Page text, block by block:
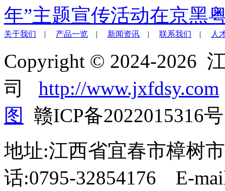
年”主题宣传活动在京黑
关于我们 | 产品一览 | 新闻资讯 | 联系我们 | 人
Copyright © 2024-2026
司 http://www.jxfdsy.com
图
赣ICP备2022015316号
地址:江西省宜春市樟树
话:0795-32854176 E-